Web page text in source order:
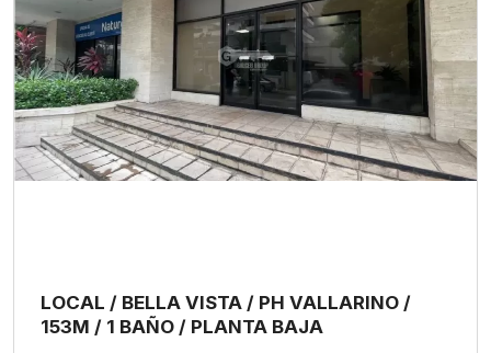
LOCAL / BELLA VISTA / PH VALLARINO /
153M / 1 BAÑO / PLANTA BAJA